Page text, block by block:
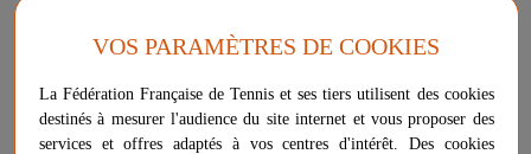
Fixation murale ou sur poteau
√ Made in France
Plus d'informations sur ce produit
Voir les questions / réponses
VOS PARAMÈTRES DE COOKIES
La Fédération Française de Tennis et ses tiers utilisent des cookies
destinés à mesurer l'audience du site internet et vous proposer des
services et offres adaptés à vos centres d'intérêt. Des cookies